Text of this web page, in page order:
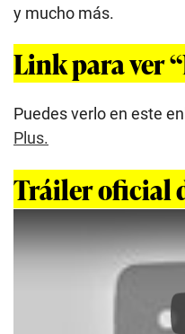
y mucho más.
Link para ver
Puedes verlo en este
Plus.
Tráiler oficial